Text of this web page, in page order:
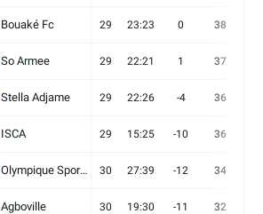
Bouaké Fc 29 23:23 0 38
So Armee 29 22:21 1 37
Stella Adjame 29 22:26 -4 36
ISCA 29 15:25 -10 36
Olympique Sport d'Abobo FC 30 27:39 -12 34
Agboville 30 19:30 -11 32